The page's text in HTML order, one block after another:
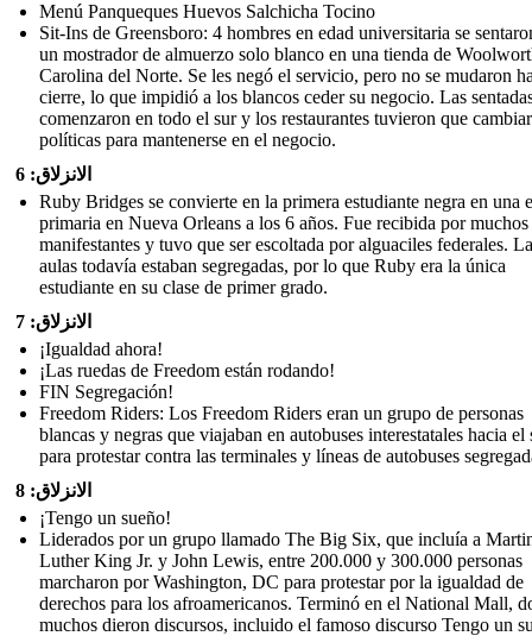
Menú Panqueques Huevos Salchicha Tocino
Sit-Ins de Greensboro: 4 hombres en edad universitaria se
un mostrador de almuerzo solo blanco en una tienda de
Carolina del Norte. Se les negó el servicio, pero no se mudaron
cierre, lo que impidió a los blancos ceder su negocio. Las
comenzaron en todo el sur y los restaurantes tuvieron que
políticas para mantenerse en el negocio.
الانزلاق: 6
Ruby Bridges se convierte en la primera estudiante negra en una
primaria en Nueva Orleans a los 6 años. Fue recibida por muchos
manifestantes y tuvo que ser escoltada por alguaciles federales.
aulas todavía estaban segregadas, por lo que Ruby era la única
estudiante en su clase de primer grado.
الانزلاق: 7
¡Igualdad ahora!
¡Las ruedas de Freedom están rodando!
FIN Segregación!
Freedom Riders: Los Freedom Riders eran un grupo de personas
blancas y negras que viajaban en autobuses interestatales hacia el
para protestar contra las terminales y líneas de autobuses
الانزلاق: 8
¡Tengo un sueño!
Liderados por un grupo llamado The Big Six, que incluía a
Luther King Jr. y John Lewis, entre 200.000 y 300.000 personas
marcharon por Washington, DC para protestar por la igualdad de
derechos para los afroamericanos. Terminó en el National Mall,
muchos dieron discursos, incluido el famoso discurso Tengo un